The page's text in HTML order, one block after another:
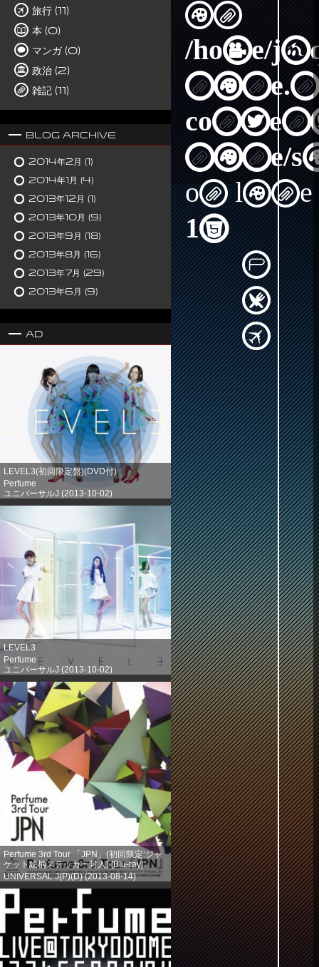
旅行 (11)
本 (0)
マンガ (0)
政治 (2)
雑記 (11)
Blog Archive
2014年2月 (1)
2014年1月 (4)
2013年12月 (1)
2013年10月 (9)
2013年9月 (18)
2013年8月 (16)
2013年7月 (29)
2013年6月 (9)
Ad
LEVEL3(初回限定盤)(DVD付)
Perfume
ユニバーサルJ (2013-10-02)
売り上げランキング: 1
LEVEL3
Perfume
ユニバーサルJ (2013-10-02)
売り上げランキング: 203
Perfume 3rd Tour 「JPN」(初回限定:ジャ
ケット絵柄ステッカー封入) [Blu-ray]
UNIVERSAL J(P)(D) (2013-08-14)
売り上げランキング: 386
in
/home/
nine/
on line
15